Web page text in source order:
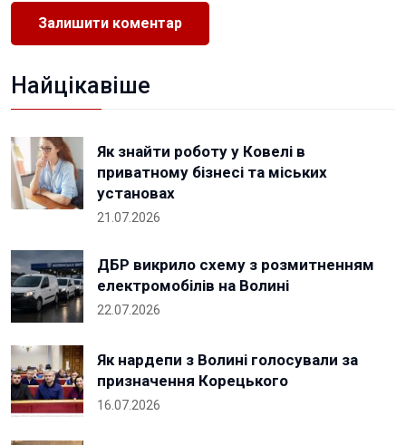
Найцікавіше
Як знайти роботу у Ковелі в
приватному бізнесі та міських
установах
21.07.2026
ДБР викрило схему з розмитненням
електромобілів на Волині
22.07.2026
Як нардепи з Волині голосували за
призначення Корецького
16.07.2026